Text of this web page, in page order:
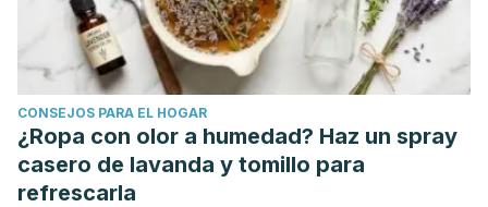
CONSEJOS PARA EL HOGAR
¿Ropa con olor a humedad? Haz un spray
casero de lavanda y tomillo para
refrescarla